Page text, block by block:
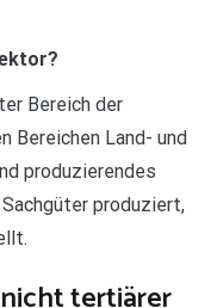
Bereich der
Bereichen Land- und
produzierendes
produziert,
tertiärer